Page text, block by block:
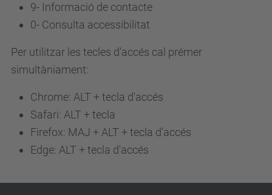
9- Informació de contacte
0- Consulta accessibilitat
Per utilitzar les tecles d'accés cal prémer
simultàniament:
Chrome: ALT + tecla d'accés
Safari: ALT + tecla
Firefox: MAJ + ALT + tecla d'accés
Edge: ALT + tecla d'accés